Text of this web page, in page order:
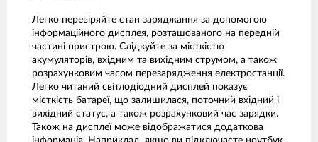
Легко перевіряйте стан заряджання за допомогою
інформаційного дисплея, розташованого на передній
частині пристрою. Слідкуйте за місткістю
акумуляторів, вхідним та вихідним струмом, а також
розрахунковим часом перезарядження електростанції.
Легко читаний світлодіодний дисплей показує
місткість батареї, що залишилася, поточний вхідний і
вихідний статус, а також розрахунковий час зарядки.
Також на дисплеї може відображатися додаткова